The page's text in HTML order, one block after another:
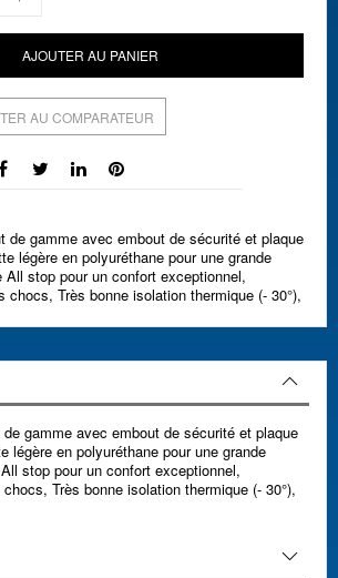
AJOUTER AU PANIER
AU COMPARATEUR
de gamme avec embout de sécurité et plaque
légère en polyuréthane pour une grande
stop pour un confort exceptionnel,
chocs, Très bonne isolation thermique (- 30°),
gamme avec embout de sécurité et plaque
légère en polyuréthane pour une grande
stop pour un confort exceptionnel,
Très bonne isolation thermique (- 30°),